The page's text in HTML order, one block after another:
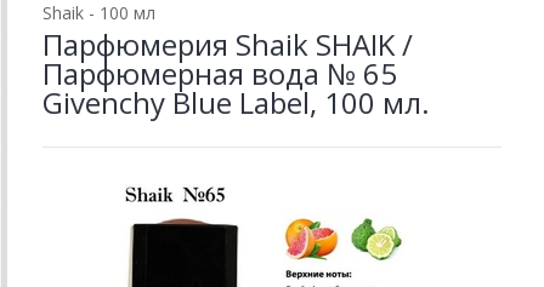
Shaik - 100 мл
Парфюмерия Shaik SHAIK /
Парфюмерная вода № 65
Givenchy Blue Label, 100 мл.